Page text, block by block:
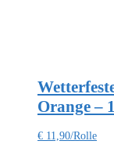
Orange –
€ 11,90/Rolle